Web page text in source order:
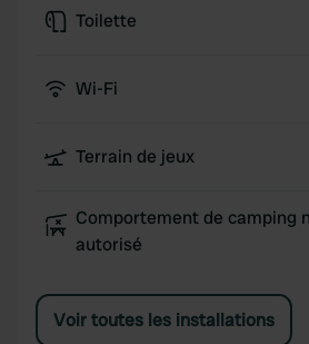
Toilette
Wi-Fi
Terrain de jeux
Comportement de camping
autorisé
Voir toutes les installations